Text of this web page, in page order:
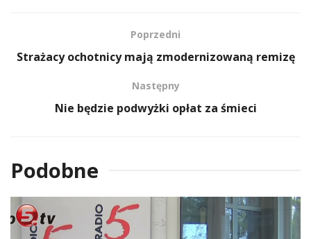
Poprzedni
Strażacy ochotnicy mają zmodernizowaną remizę
Następny
Nie będzie podwyżki opłat za śmieci
Podobne